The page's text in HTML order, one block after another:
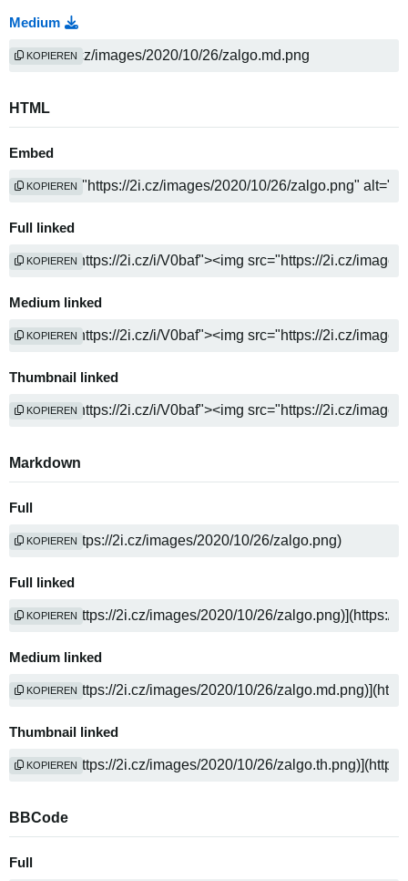
Medium
KOPIEREN
HTML
Embed
KOPIEREN
Full linked
KOPIEREN
Medium linked
KOPIEREN
Thumbnail linked
KOPIEREN
Markdown
Full
KOPIEREN
Full linked
KOPIEREN
Medium linked
KOPIEREN
Thumbnail linked
KOPIEREN
BBCode
Full